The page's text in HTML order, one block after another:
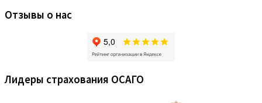
Отзывы о нас
Лидеры страхования ОСАГО